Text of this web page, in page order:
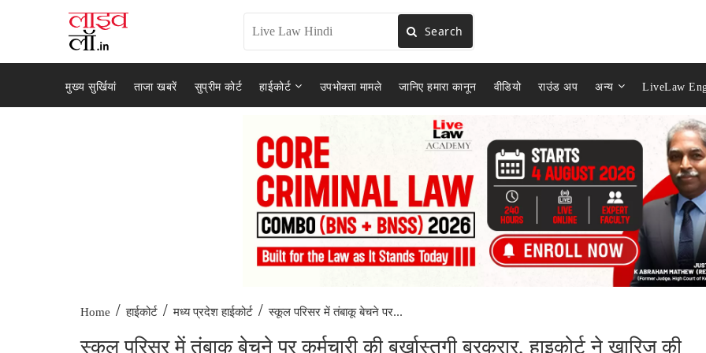
Search
मुख्य सुर्खियां ताजा खबरें सुप्रीम कोर्ट हाईकोर्ट उपभोक्ता मामले जानिए हमारा कानून वीडियो राउंड अप अन्य LiveLaw
Home / हाईकोर्ट / मध्य प्रदेश हाईकोर्ट / स्कूल परिसर में तंबाकू बेचने पर...
स्कूल परिसर में तंबाकू बेचने पर कर्मचारी की बर्खास्तगी बरकरार, हाइकोर्ट ने खारिज की